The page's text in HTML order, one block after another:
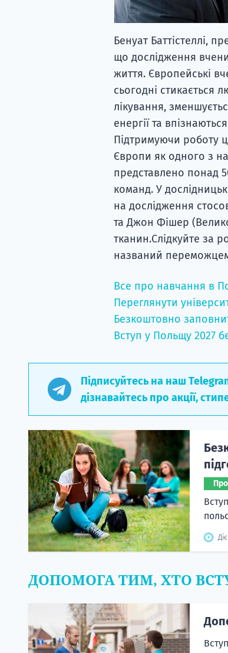
Бенуат Баттістеллі,
що дослідження
життя. Європейські
сьогодні стикається
лікування,
енергії та
Підтримуючи роботу
Європи як одного з
представлено понад
команд. У
на дослідження
та Джон Фішер
тканин.Слідкуйте за
названий
Все про навчання в
Переглянути
Безкоштовно
Вступ у Польщу 2027
Підписуйтесь на наш
дізнавайтесь про акції,
ДОПОМОГА ТИМ, ХТО